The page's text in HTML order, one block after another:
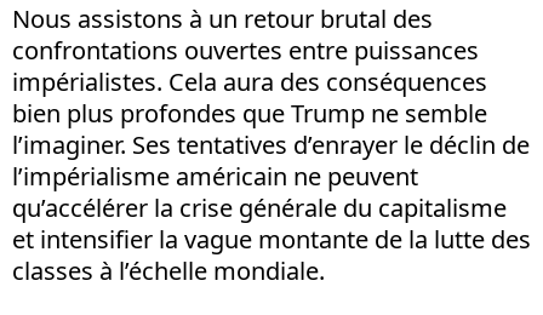
Nous assistons à un retour brutal des
confrontations ouvertes entre puissances
impérialistes. Cela aura des conséquences
bien plus profondes que Trump ne semble
l’imaginer. Ses tentatives d’enrayer le déclin de
l’impérialisme américain ne peuvent
qu’accélérer la crise générale du capitalisme
et intensifier la vague montante de la lutte des
classes à l’échelle mondiale.